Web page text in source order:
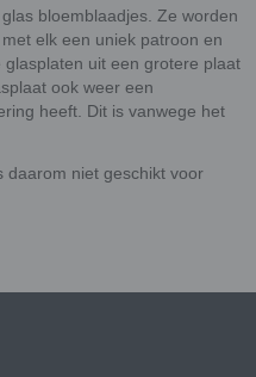
bloemblaadjes. Ze worden
elk een uniek patroon en
uit een grotere plaat
ook weer een
heeft. Dit is vanwege het
daarom niet geschikt voor